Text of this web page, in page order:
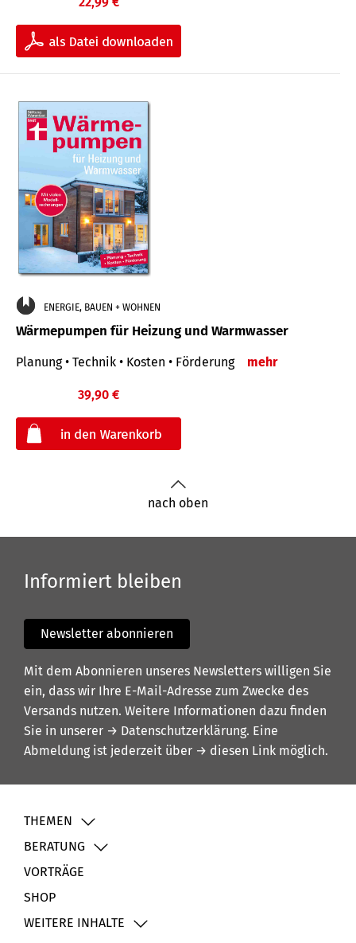
ENERGIE, BAUEN + WOHNEN
Wärmepumpen für Heizung und Warmwasser
Planung • Technik • Kosten • Förderung mehr
39,90 €
nach oben
Informiert bleiben
Newsletter abonnieren
Mit dem Abonnieren unseres Newsletters willigen Sie
ein, dass wir Ihre E-Mail-Adresse zum Zwecke des
Versands nutzen. Weitere Informationen dazu finden
Sie in unserer → Datenschutzerklärung. Eine
Abmeldung ist jederzeit über → diesen Link möglich.
THEMEN
BERATUNG
VORTRÄGE
SHOP
WEITERE INHALTE